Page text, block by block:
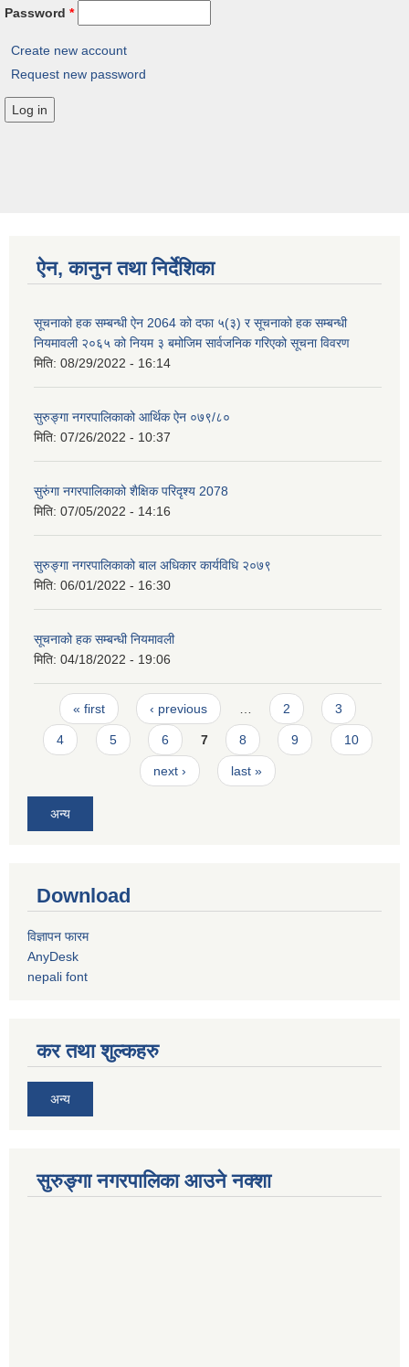
Password *
Create new account
Request new password
ऐन, कानुन तथा निर्देशिका
सूचनाको हक सम्बन्धी ऐन 2064 को दफा ५(३) र सूचनाको हक सम्बन्धी
नियमावली २०६५ को नियम ३ बमोजिम सार्वजनिक गरिएको सूचना विवरण
मिति: 08/29/2022 - 16:14
सुरुङ्गा नगरपालिकाको आर्थिक ऐन ०७९/८०
मिति: 07/26/2022 - 10:37
सुरुंगा नगरपालिकाको शैक्षिक परिदृश्य 2078
मिति: 07/05/2022 - 14:16
सुरुङ्गा नगरपालिकाको बाल अधिकार कार्यविधि २०७९
मिति: 06/01/2022 - 16:30
सूचनाको हक सम्बन्धी नियमावली
मिति: 04/18/2022 - 19:06
Pages
« first ‹ previous 2 3
4 5 6 7 8 9 10
next › last »
अन्य
Download
विज्ञापन फारम
AnyDesk
nepali font
कर तथा शुल्कहरु
अन्य
सुरुङ्गा नगरपालिका आउने नक्शा